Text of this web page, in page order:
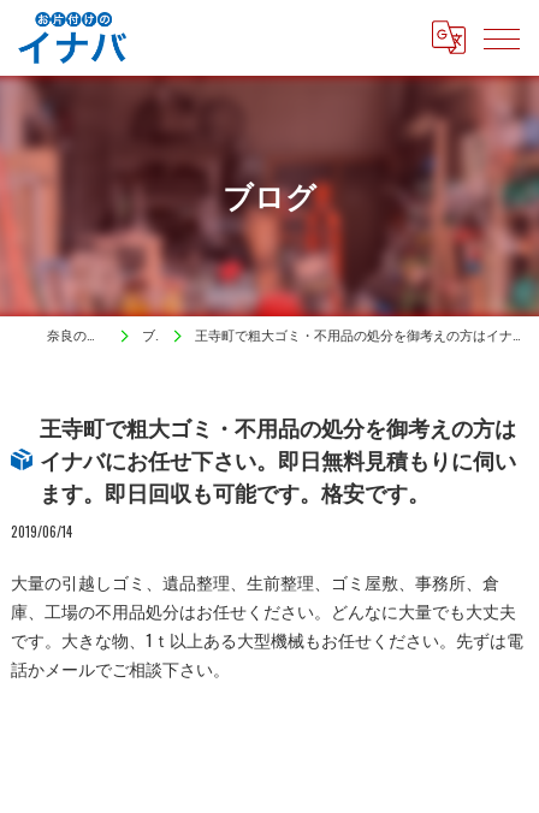
ブログ
奈良の遺品整理はイナバ ブログ 王寺町で粗大ゴミ・不用品の処分を御考えの方はイナバにお任せ下さい。即日無料見積もりに伺います。即日回収も可能です。格安です。
王寺町で粗大ゴミ・不用品の処分を御考えの方は
イナバにお任せ下さい。即日無料見積もりに伺い
ます。即日回収も可能です。格安です。
2019/06/14
大量の引越しゴミ、遺品整理、生前整理、ゴミ屋敷、事務所、倉
庫、工場の不用品処分はお任せください。どんなに大量でも大丈夫
です。大きな物、1ｔ以上ある大型機械もお任せください。先ずは電
話かメールでご相談下さい。